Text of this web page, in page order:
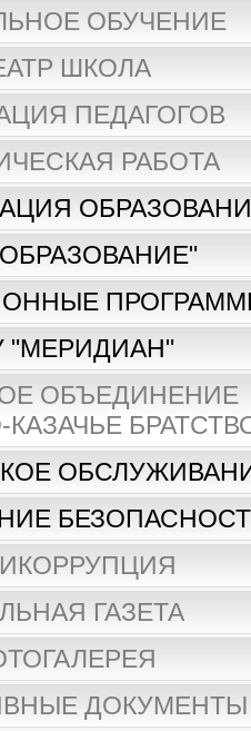
ОБУЧЕНИЕ
ШКОЛА
ПЕДАГОГОВ
РАБОТА
"МЕРИДИАН"
ОБЪЕДИНЕНИЕ
ГАЗЕТА
ДОКУМЕНТЫ